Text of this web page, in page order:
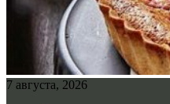
7 августа, 2026